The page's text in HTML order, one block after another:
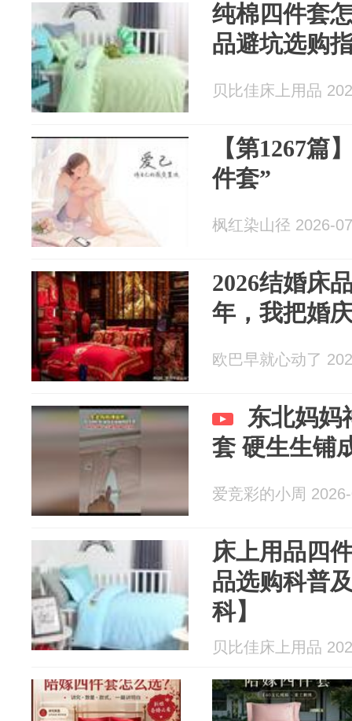
纯棉四件套
品避坑选购
贝比佳床上用品
【第1267篇
件套”
枫红染山径 2026-
2026结婚床
年，我把婚
欧巴早就心动了
东北妈妈
套 硬生生铺
爱竞彩的小周
床上用品四
品选购科普
科】
贝比佳床上用品